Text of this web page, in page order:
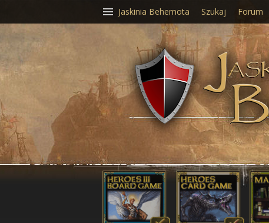
Jaskinia Behemota Szukaj Forum